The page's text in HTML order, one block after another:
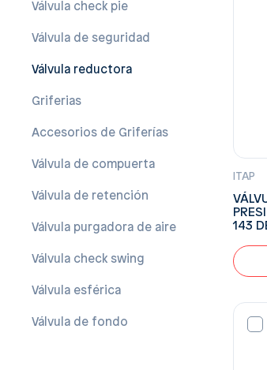
Válvula check pie
Válvula de seguridad
Válvula reductora
Griferias
Accesorios de Griferías
Válvula de compuerta
Válvula de retención
Válvula purgadora de aire
Válvula check swing
Válvula esférica
Válvula de fondo
ITAP
143